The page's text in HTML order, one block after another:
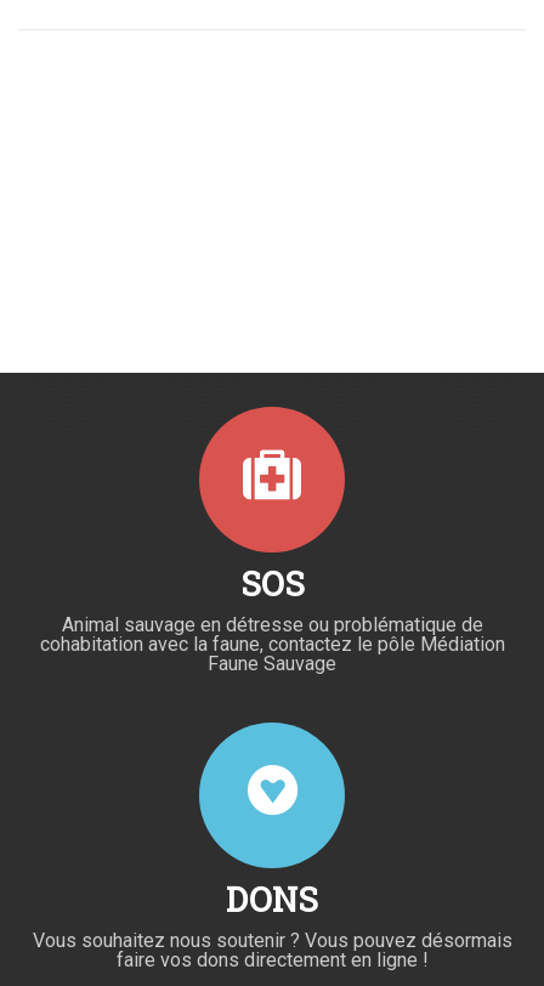
SOS
Animal sauvage en détresse ou problématique de
cohabitation avec la faune, contactez le pôle Médiation
Faune Sauvage
DONS
Vous souhaitez nous soutenir ? Vous pouvez désormais
faire vos dons directement en ligne !